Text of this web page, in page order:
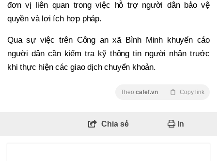
đơn vị liên quan trong việc hỗ trợ người dân bảo vệ
quyền và lợi ích hợp pháp.
Qua sự việc trên Công an xã Bình Minh khuyến cáo
người dân cần kiểm tra kỹ thông tin người nhận trước
khi thực hiện các giao dịch chuyển khoản.
Theo cafef.vn Copy link
Chia sẻ In